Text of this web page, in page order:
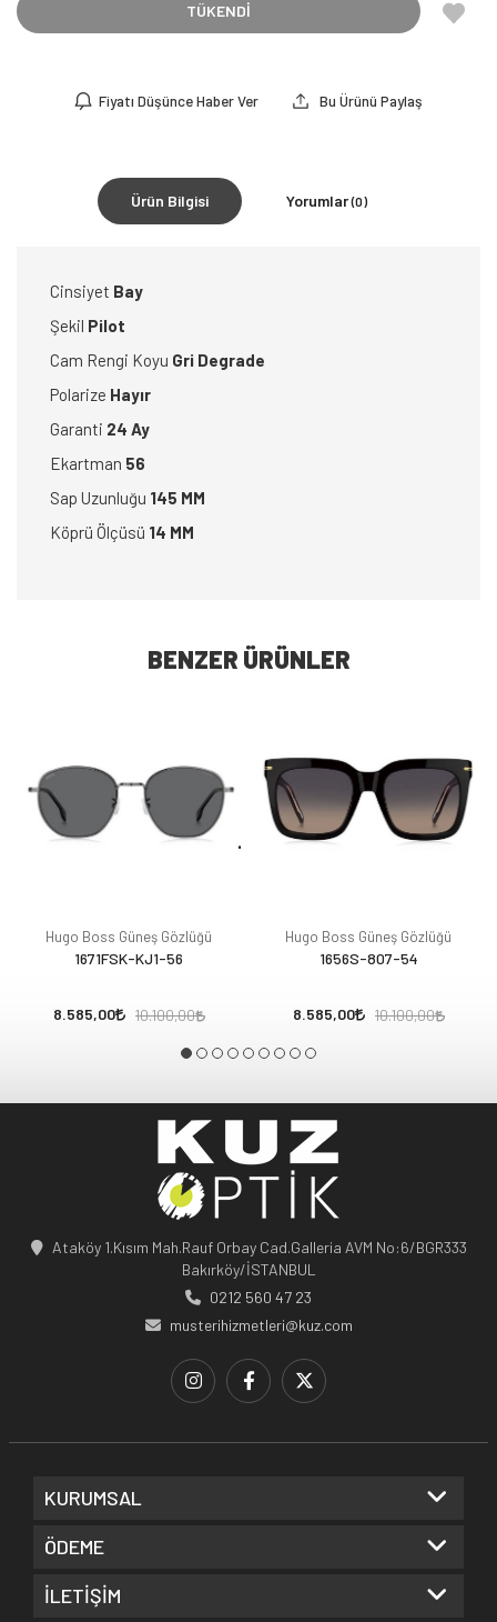
TÜKENDİ
Fiyatı Düşünce Haber Ver Bu Ürünü Paylaş
Ürün Bilgisi Yorumlar(0)
Cinsiyet Bay
Şekil Pilot
Cam Rengi Koyu Gri Degrade
Polarize Hayır
Garanti 24 Ay
Ekartman 56
Sap Uzunluğu 145 MM
Köprü Ölçüsü 14 MM
BENZER ÜRÜNLER
Hugo Boss Güneş Gözlüğü
1671FSK-KJ1-56
8.585,00 10.100,00
Hugo Boss Güneş Gözlüğü
1656S-807-54
8.585,00 10.100,00
Ataköy 1.Kısım Mah.Rauf Orbay Cad.Galleria AVM No:6/BGR333
Bakırköy/İSTANBUL
0212 560 47 23
musterihizmetleri@kuz.com
KURUMSAL
ÖDEME
İLETİŞİM